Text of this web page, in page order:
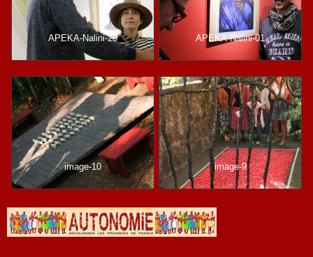
APEKA-Nalini-29 APEKA-Nalini-01
image-10 image-9